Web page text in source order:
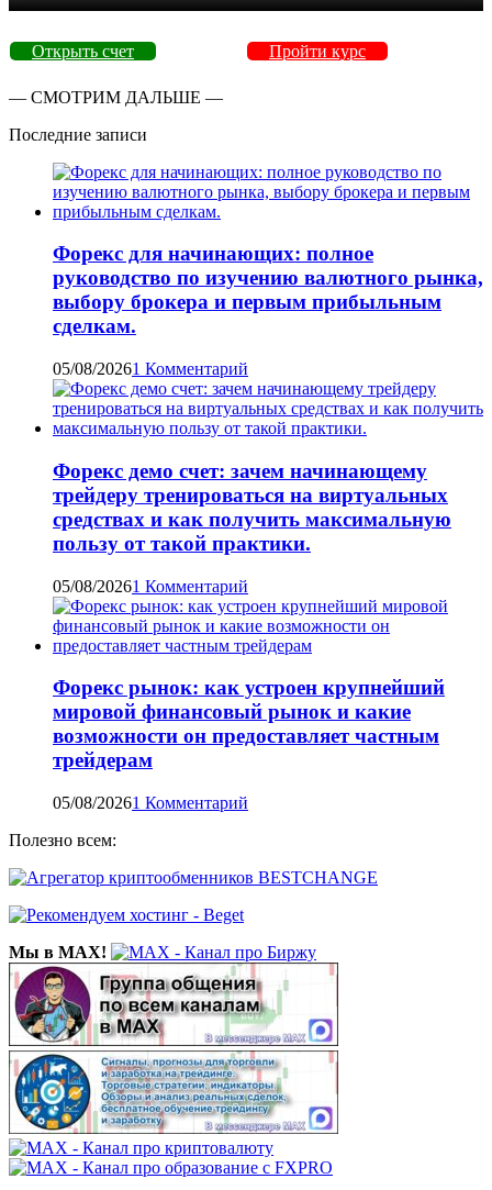
Открыть счет Пройти курс
— СМОТРИМ ДАЛЬШЕ —
Последние записи
Форекс для начинающих: полное
руководство по изучению валютного рынка,
выбору брокера и первым прибыльным
сделкам.
05/08/20261 Комментарий
Форекс демо счет: зачем начинающему
трейдеру тренироваться на виртуальных
средствах и как получить максимальную
пользу от такой практики.
05/08/20261 Комментарий
Форекс рынок: как устроен крупнейший
мировой финансовый рынок и какие
возможности он предоставляет частным
трейдерам
05/08/20261 Комментарий
Полезно всем:
Мы в MAX!